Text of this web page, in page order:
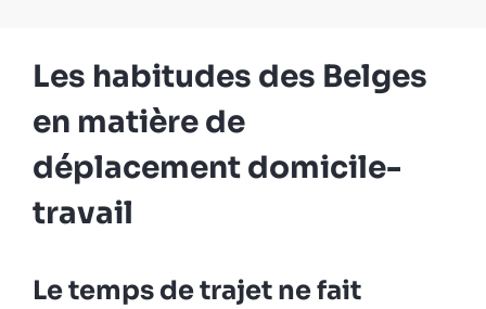
Les habitudes des Belges
en matière de
déplacement domicile-
travail
Le temps de trajet ne fait